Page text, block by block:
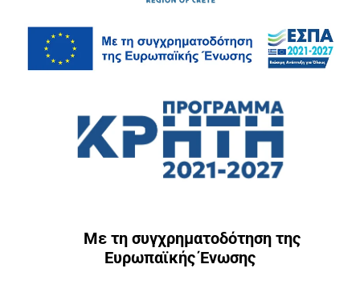
Με τη συγχρηματοδότηση της
Ευρωπαϊκής Ένωσης